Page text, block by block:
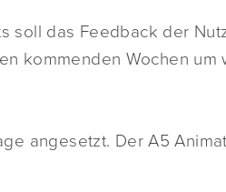
soll das Feedback der
kommenden Wochen um
angesetzt. Der A5